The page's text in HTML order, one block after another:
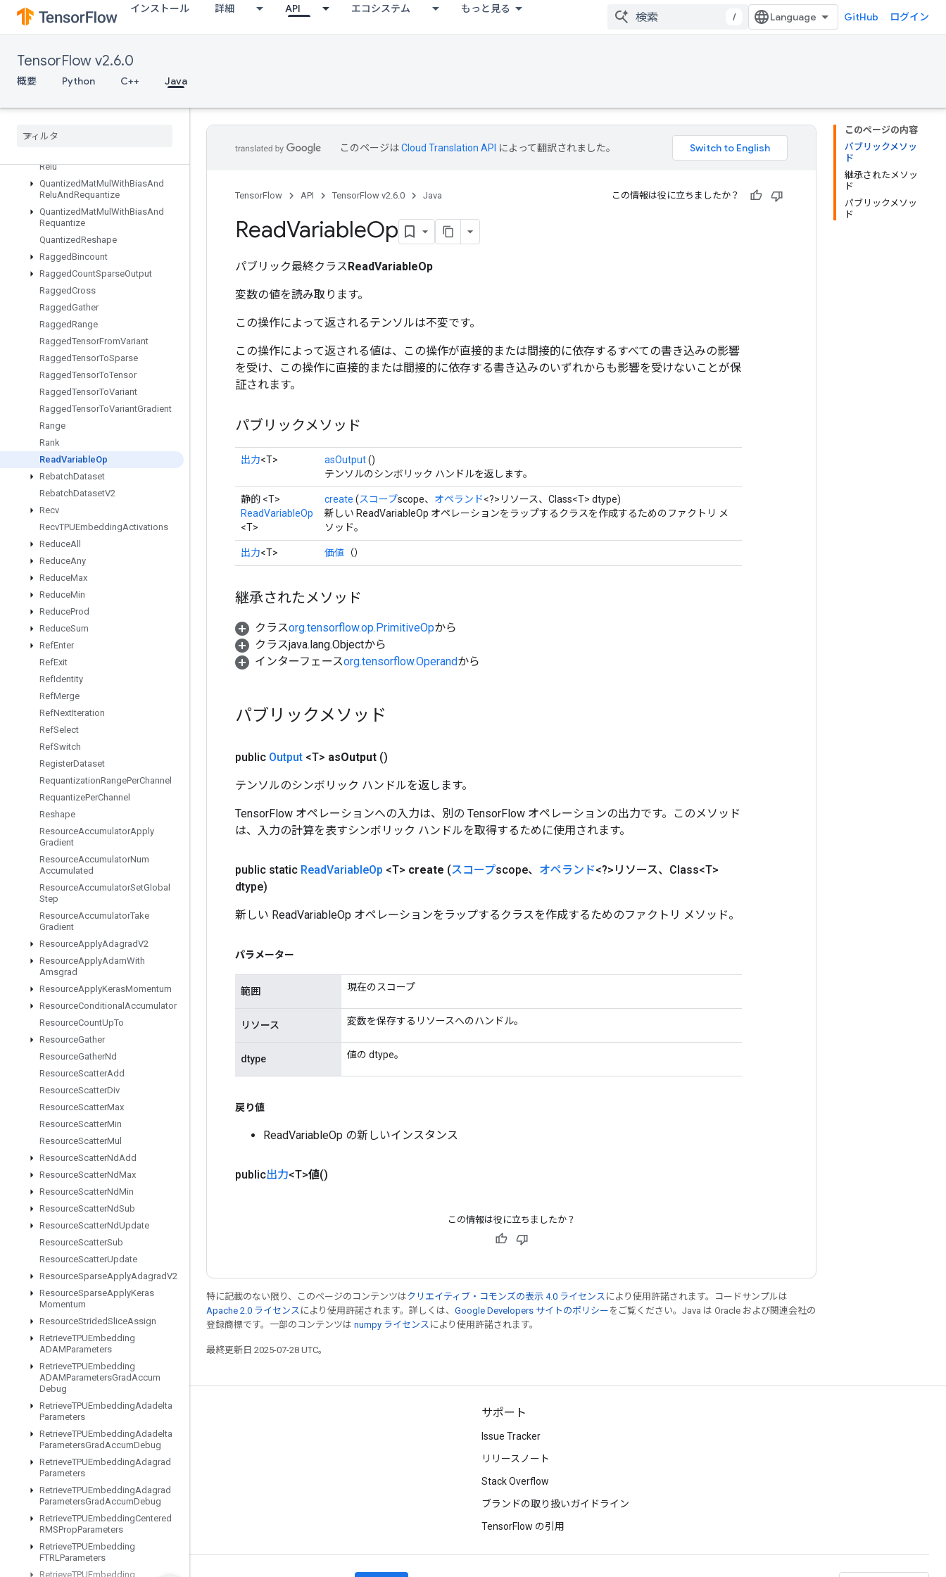
インストール 詳細 API エコシステム もっと見る
/ GitHub ログイン
TensorFlow v2.6.0
概要 Python C++ Java
QuantizedConv2DWithBiasSumAndRelu
QuantizedConv2DWithBiasSumAndReluAndRequantize
QuantizedDepthwiseConv2DWithBias
QuantizedDepthwiseConv2DWithBiasAndRelu
QuantizedMatMulWithBias
Dequantize
Relu
QuantizedMatMul WithBiasAnd
ReluAndRequantize
QuantizedMatMul WithBiasAnd
Requantize
QuantizedReshape
RaggedBincount
RaggedCountSparseOutput
RaggedCross
RaggedGather
RaggedRange
RaggedTensorFromVariant
RaggedTensorToSparse
RaggedTensorToTensor
RaggedTensorToVariant
RaggedTensorToVariantGradient
Range
Rank
ReadVariableOp
RebatchDataset
RebatchDatasetV2
Recv
RecvTPUEmbeddingActivations
ReduceAll
ReduceAny
ReduceMax
ReduceMin
ReduceProd
ReduceSum
RefEnter
RefExit
RefIdentity
RefMerge
RefNextIteration
RefSelect
RefSwitch
RegisterDataset
RequantizationRangePerChannel
RequantizePerChannel
Reshape
ResourceAccumulatorApply
Gradient
ResourceAccumulatorNum
Accumulated
ResourceAccumulatorSetGlobal
Step
ResourceAccumulatorTake
Gradient
ResourceApplyAdagradV2
ResourceApplyAdamWith
Amsgrad
ResourceApplyKerasMomentum
ResourceConditional Accumulator
ResourceCountUpTo
ResourceGather
ResourceGatherNd
ResourceScatterAdd
ResourceScatterDiv
ResourceScatterMax
ResourceScatterMin
ResourceScatterMul
ResourceScatterNdAdd
ResourceScatterNdMax
ResourceScatterNdMin
ResourceScatterNdSub
ResourceScatterNdUpdate
ResourceScatterSub
ResourceScatterUpdate
ResourceSparseApplyAdagradV2
ResourceSparseApplyKeras
Momentum
ResourceStridedSliceAssign
RetrieveTPUEmbedding
ADAMParameters
RetrieveTPUEmbedding
ADAMParametersGradAccum
Debug
RetrieveTPUEmbeddingAdadelta
Parameters
RetrieveTPUEmbeddingAdadelta
ParametersGradAccumDebug
RetrieveTPUEmbeddingAdagrad
Parameters
RetrieveTPUEmbeddingAdagrad
ParametersGradAccumDebug
RetrieveTPUEmbeddingCentered
RMSPropParameters
RetrieveTPUEmbedding
FTRLParameters
RetrieveTPUEmbedding
このページの内容
パブリックメソッ
ド
継承されたメソッ
ド
パブリックメソッ
ド
このページはCloud Translation API によって翻訳されました。
TensorFlow API TensorFlow v2.6.0 Java この情報は役に立ちましたか？
ReadVariableOp
パブリック最終クラスReadVariableOp
変数の値を読み取ります。
この操作によって返されるテンソルは不変です。
この操作によって返される値は、この操作が直接的または間接的に依存するすべての書き込みの影響
を受け、この操作に直接的または間接的に依存する書き込みのいずれからも影響を受けないことが保
証されます。
パブリックメソッド
出力<T> asOutput()
テンソルのシンボリック ハンドルを返します。
静的 <T>
ReadVariableOp
<T>
create (スコープscope、 オペランド<?>リソース、Class<T> dtype)
新しい ReadVariableOp オペレーションをラップするクラスを作成するためのファクトリ メ
ソッド。
出力<T> 価値 （）
継承されたメソッド
クラスorg.tensorflow.op.PrimitiveOpから
クラスjava.lang.Objectから
インターフェースorg.tensorflow.Operandから
パブリックメソッド
public Output <T> asOutput ()
テンソルのシンボリック ハンドルを返します。
TensorFlow オペレーションへの入力は、別の TensorFlow オペレーションの出力です。このメソッド
は、入力の計算を表すシンボリック ハンドルを取得するために使用されます。
public static ReadVariableOp <T> create (スコープscope、 オペランド<?>リソース、Class<T>
dtype)
新しい ReadVariableOp オペレーションをラップするクラスを作成するためのファクトリ メソッド。
パラメーター
範囲 現在のスコープ
リソース 変数を保存するリソースへのハンドル。
dtype 値の dtype。
戻り値
ReadVariableOp の新しいインスタンス
public出力<T>値()
この情報は役に立ちましたか？
特に記載のない限り、このページのコンテンツはクリエイティブ・コモンズの表示 4.0 ライセンス により使用許諾されます。コードサンプルは
Apache 2.0 ライセンス により使用許諾されます。詳しくは、 Google Developers サイトのポリシー をご覧ください。Java は Oracle および関連会社の
登録商標です。一部のコンテンツは numpy ライセンス により使用許諾されます。
最終更新日 2025-07-28 UTC。
つながる
ブログ
フォーラム
Twitter
YouTube
サポート
Issue Tracker
リリースノート
Stack Overflow
ブランドの取り扱いガイドライン
TensorFlow の引用